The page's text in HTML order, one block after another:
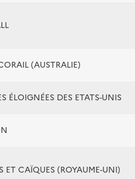
(AUSTRALIE)
ÉLOIGNÉES DES ETATS-UNIS
ET CAÏQUES (ROYAUME-UNI)